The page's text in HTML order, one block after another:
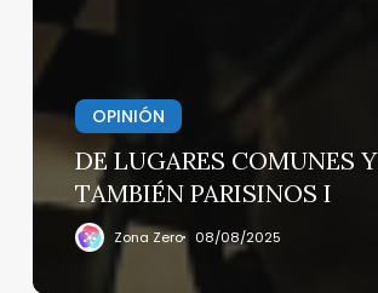
OPINIÓN
DE LUGARES COMUNES Y
TAMBIÉN PARISINOS I
Zona Zero 08/08/2025